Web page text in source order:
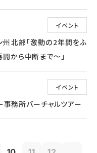
イベント
州北部「激動の2年間をふ
から中断まで～」
イベント
事務所バーチャルツアー